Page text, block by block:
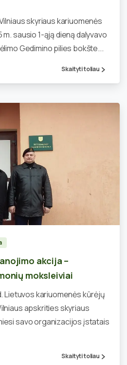
skyriaus kariuomenės
sausio 1-ąją dieną dalyvavo
Gedimino pilies bokšte...
Skaityti toliau
akcija –
moksleiviai
Lietuvos kariuomenės kūrėjų
apskrities skyriaus
savo organizacijos įstatais
Skaityti toliau